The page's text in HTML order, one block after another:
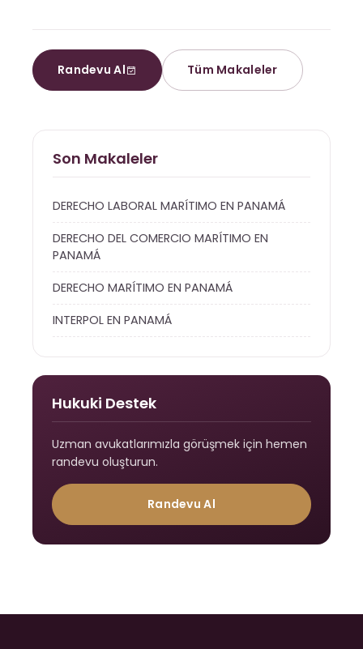
Randevu Al Tüm Makaleler
Son Makaleler
DERECHO LABORAL MARÍTIMO EN PANAMÁ
DERECHO DEL COMERCIO MARÍTIMO EN
PANAMÁ
DERECHO MARÍTIMO EN PANAMÁ
INTERPOL EN PANAMÁ
Hukuki Destek
Uzman avukatlarımızla görüşmek için hemen
randevu oluşturun.
Randevu Al